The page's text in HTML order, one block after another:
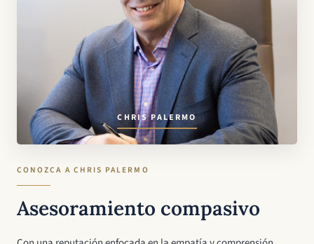
CHRIS PALERMO
CONOZCA A CHRIS PALERMO
Asesoramiento compasivo